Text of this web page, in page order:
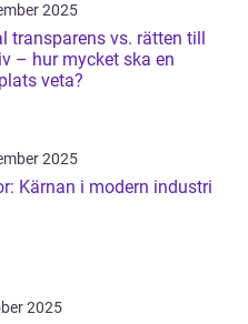
2025
transparens vs. rätten till
– hur mycket ska en
veta?
2025
Kärnan i modern industri
2025